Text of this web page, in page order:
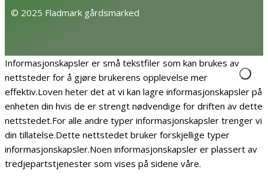
© 2025 Fladmark gårdsmarked
Informasjonskapsler er små tekstfiler som kan brukes av
nettsteder for å gjøre brukerens opplevelse mer
effektiv.Loven heter det at vi kan lagre informasjonskapsler på
enheten din hvis de er strengt nødvendige for driften av dette
nettstedet.For alle andre typer informasjonskapsler trenger vi
din tillatelse.Dette nettstedet bruker forskjellige typer
informasjonskapsler.Noen informasjonskapsler er plassert av
tredjepartstjenester som vises på sidene våre.